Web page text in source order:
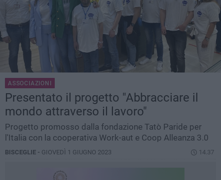
ASSOCIAZIONI
Presentato il progetto "Abbracciare il
mondo attraverso il lavoro"
Progetto promosso dalla fondazione Tatò Paride per
l'Italia con la cooperativa Work-aut e Coop Alleanza 3.0
BISCEGLIE - GIOVEDÌ 1 GIUGNO 2023 14.37